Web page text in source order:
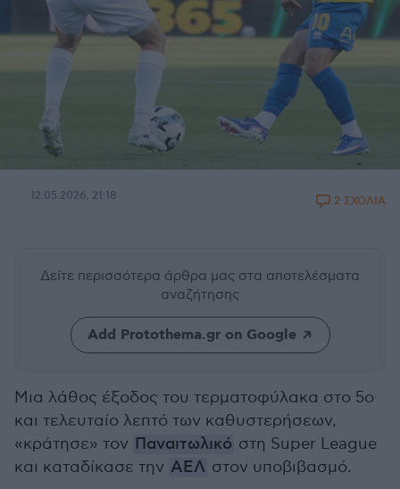
12.05.2026, 21:18 2 ΣΧΟΛΙΑ
Δείτε περισσότερα άρθρα μας στα αποτελέσματα
αναζήτησης
Add Protothema.gr on Google
Μια λάθος έξοδος του τερματοφύλακα στο 5ο
και τελευταίο λεπτό των καθυστερήσεων,
«κράτησε» τον Παναιτωλικό στη Super League
και καταδίκασε την ΑΕΛ στον υποβιβασμό.